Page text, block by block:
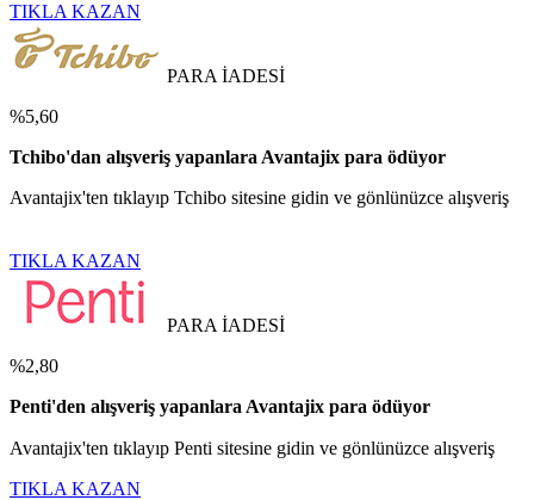
TIKLA KAZAN
PARA İADESİ
%5,60
Tchibo'dan alışveriş yapanlara Avantajix para ödüyor
Avantajix'ten tıklayıp Tchibo sitesine gidin ve gönlünüzce alışveriş
TIKLA KAZAN
PARA İADESİ
%2,80
Penti'den alışveriş yapanlara Avantajix para ödüyor
Avantajix'ten tıklayıp Penti sitesine gidin ve gönlünüzce alışveriş
TIKLA KAZAN